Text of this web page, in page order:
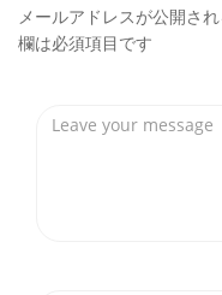
メールアドレスが公開さ
欄は必須項目です